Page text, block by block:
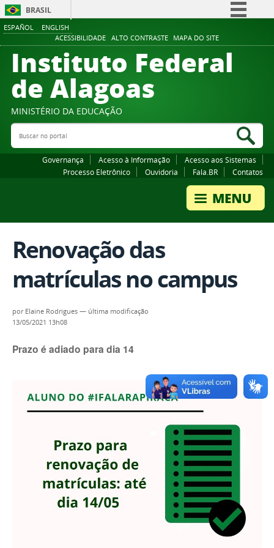
ESPAÑOL ENGLISH
ACESSIBILIDADE ALTO CONTRASTE MAPA DO SITE
BRASIL
Comunica BR
Participe
Canais
Instituto Federal
de Alagoas
MINISTÉRIO DA EDUCAÇÃO
Buscar no portal
Governança Acesso à Informação
Acesso aos Sistemas
Processo Eletrônico
Ouvidoria Fala.BR Contatos
Renovação das
matrículas no campus
por Elaine Rodrigues — última modificação
13/05/2021 13h08
Prazo é adiado para dia 14